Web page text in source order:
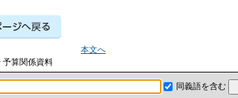
本文へ
予算関係資料
同義語を含む